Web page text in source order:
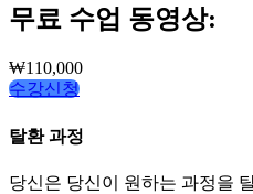
무료 수업 동영상:
₩110,000
수강신청
탈환 과정
당신은 당신이 원하는 과정을